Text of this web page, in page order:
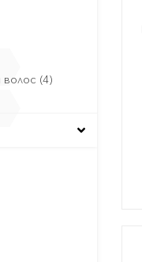
волос (4)